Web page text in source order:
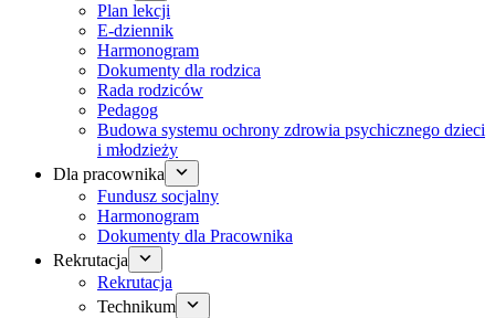
Plan lekcji
E-dziennik
Harmonogram
Dokumenty dla rodzica
Rada rodziców
Pedagog
Budowa systemu ochrony zdrowia psychicznego dzieci
i młodzieży
Dla pracownika
Fundusz socjalny
Harmonogram
Dokumenty dla Pracownika
Rekrutacja
Rekrutacja
Technikum